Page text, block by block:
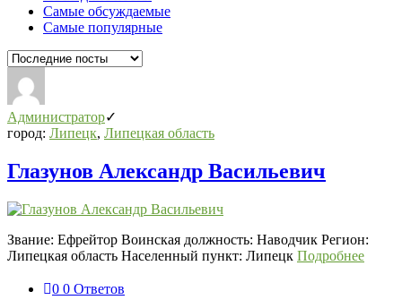
Самые обсуждаемые
Самые популярные
Администратор
город: Липецк, Липецкая область
Глазунов Александр Васильевич
Звание: Ефрейтор Воинская должность: Наводчик Регион:
Липецкая область Населенный пункт: Липецк Подробнее
0 0 Ответов